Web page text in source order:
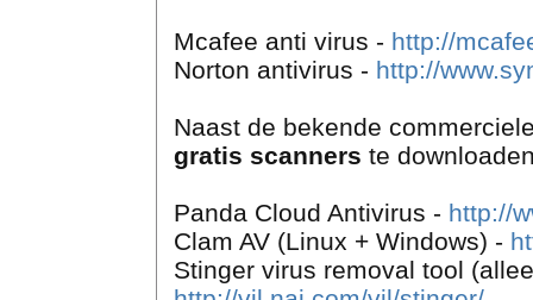
Mcafee anti virus - http://
Norton antivirus - http://
Naast de bekende
gratis scanners te
Panda Cloud Antivirus - http://
Clam AV (Linux + Windows) -
Stinger virus removal tool